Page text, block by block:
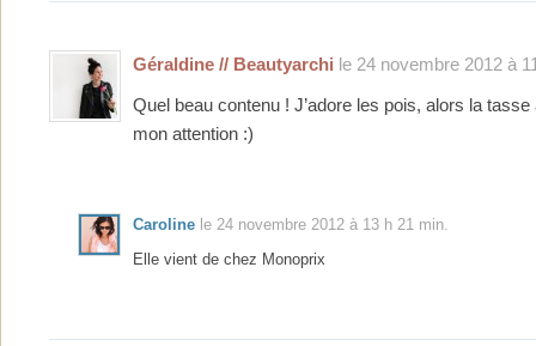
Géraldine // Beautyarchi le 24 novembre 2012 à
Quel beau contenu ! J’adore les pois, alors la tasse
mon attention :)
Caroline le 24 novembre 2012 à 13 h 21 min.
Elle vient de chez Monoprix